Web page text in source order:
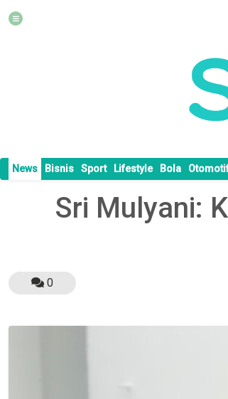
News Bisnis Sport Lifestyle Bola
Sri Mulyani:
0